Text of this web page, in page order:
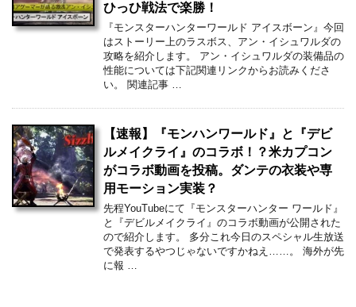
ひっひ戦法で楽勝！
『モンスターハンターワールド アイスボーン』今回
はストーリー上のラスボス、アン・イシュワルダの
攻略を紹介します。 アン・イシュワルダの装備品の
性能については下記関連リンクからお読みくださ
い。 関連記事 …
【速報】『モンハンワールド』と『デビ
ルメイクライ』のコラボ！？米カプコン
がコラボ動画を投稿。ダンテの衣装や専
用モーション実装？
先程YouTubeにて『モンスターハンター ワールド』
と『デビルメイクライ』のコラボ動画が公開された
ので紹介します。 多分これ今日のスペシャル生放送
で発表するやつじゃないですかねえ……。 海外が先
に報 …